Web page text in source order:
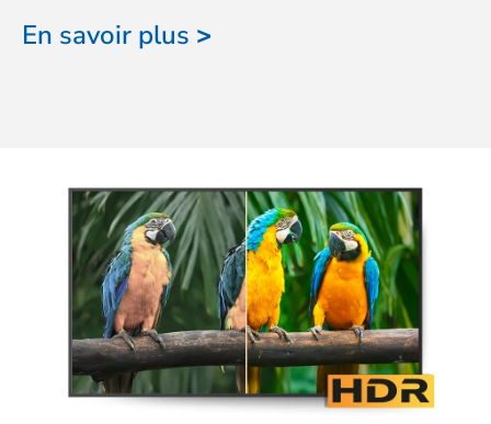
En savoir plus >